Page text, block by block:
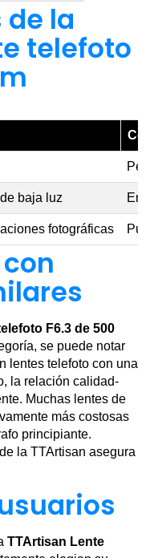
de la
telefoto
baja luz
fotográficas
F6.3 de 500
se puede notar
lentes telefoto con una
la relación calidad-
Muchas lentes de
más costosas
principiante.
la TTArtisan asegura
TTArtisan Lente